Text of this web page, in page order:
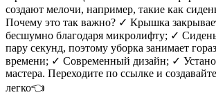
создают мелочи, например, такие как
Почему это так важно? ✓ Крышка
бесшумно благодаря микролифту; ✓
пару секунд, поэтому уборка занимает
времени; ✓ Современный дизайн; ✓
мастера. Переходите по ссылке и
легко👈